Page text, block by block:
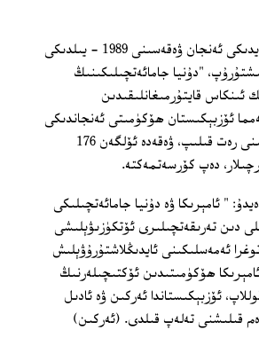
مۇخەممەت سالىخ، 13 - مايدىكى ئەنجان ۋەقەسىنى 1989 - يىلدىكى
"دۇنيا جامائەتچىلىكىنىڭ
ئىنكاس قايتۇرمىغانلىقىدىن
ئۆزبېكىستان ھۆكۈمىتى ئەنجاندىكى
پۇقرالارغا ئوق چىقارغانلىقىنى رەت قىلىپ، ۋەقەدە ئۆلگەن 176
دەپ كۆرسەتمەكتە.
" ئامېرىكا ۋە دۇنيا جامائەتچىلىكى
دىن تەرىقەتچىلىرى ئۆتكۈزىۋېلىشى
ئەمەسلىكىنى ئايدىڭلاشتۇرۇۋېلىش
ھۆكۈمىتىدىن ئۆكتىچىلەرنىڭ
ئۆزبېكىستاندا ئەركىن ۋە ئادىل
قىلىشنى تەلەپ قىلدى. (ئەركىن)